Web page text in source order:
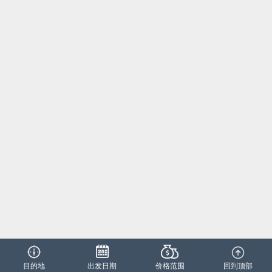
目的地 出发日期 价格范围 回到顶部